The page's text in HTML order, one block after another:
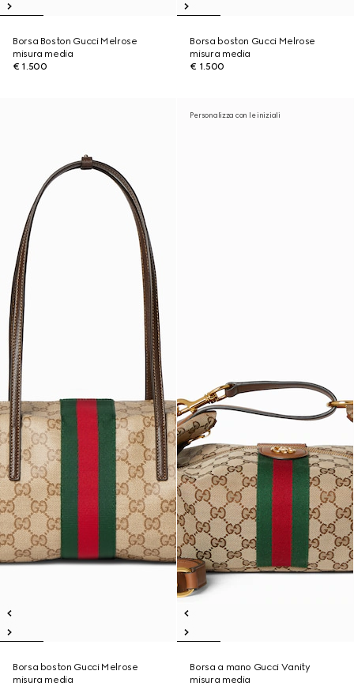
Borsa Boston Gucci Melrose
misura media
€ 1.500
Borsa boston Gucci Melrose
misura media
€ 1.500
Borsa boston Gucci Melrose
misura media
Personalizza con le iniziali
Borsa a mano Gucci Vanity
misura media